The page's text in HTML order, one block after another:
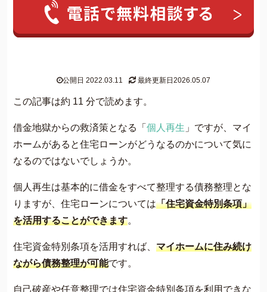
グリーン司法書士法人について
グリーン司法書士法人のご紹介
無料相談の流れ
費用について
よくあるご質問
サイト内の画像等のご利用条件
借金返済の相談はコチラ
公開日 2022.03.11 最終更新日2026.05.07
この記事は約 11 分で読めます。
借金地獄からの救済策となる「 個人再生 」ですが、マイ
ホームがあると住宅ローンがどうなるのかについて気に
なるのではないでしょうか。
個人再生は基本的に借金をすべて整理する債務整理とな
りますが、住宅ローンについては「住宅資金特別条項」
を活用することができます。
住宅資金特別条項を活用すれば、 マイホームに住み続け
ながら債務整理が可能です。
自己破産や任意整理では住宅資金特別条項を利用できな